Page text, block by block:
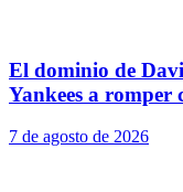
El dominio de
Yankees a romper
7 de agosto de 2026